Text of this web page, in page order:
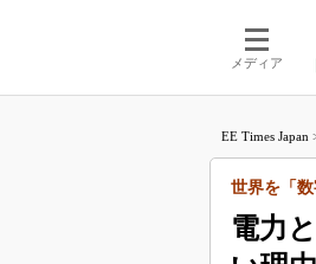
メディア
EE Times Japan
電力
世界を「数